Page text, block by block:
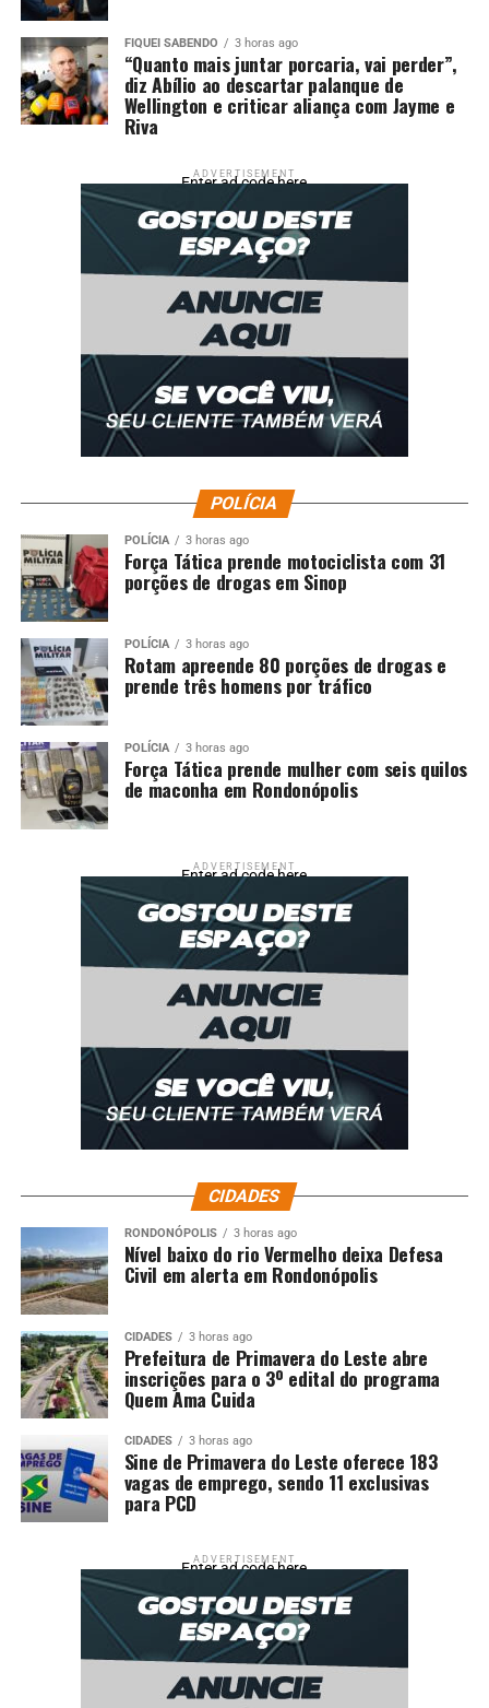
FIQUEI SABENDO 3 horas ago
“Quanto mais juntar porcaria, vai perder”,
diz Abílio ao descartar palanque de
Wellington e criticar aliança com Jayme e
Riva
ADVERTISEMENT
Enter ad code here
POLÍCIA
POLÍCIA 3 horas ago
Força Tática prende motociclista com 31
porções de drogas em Sinop
POLÍCIA 3 horas ago
Rotam apreende 80 porções de drogas e
prende três homens por tráfico
POLÍCIA 3 horas ago
Força Tática prende mulher com seis quilos
de maconha em Rondonópolis
ADVERTISEMENT
Enter ad code here
CIDADES
RONDONÓPOLIS 3 horas ago
Nível baixo do rio Vermelho deixa Defesa
Civil em alerta em Rondonópolis
CIDADES 3 horas ago
Prefeitura de Primavera do Leste abre
inscrições para o 3º edital do programa
Quem Ama Cuida
CIDADES 3 horas ago
Sine de Primavera do Leste oferece 183
vagas de emprego, sendo 11 exclusivas
para PCD
ADVERTISEMENT
Enter ad code here